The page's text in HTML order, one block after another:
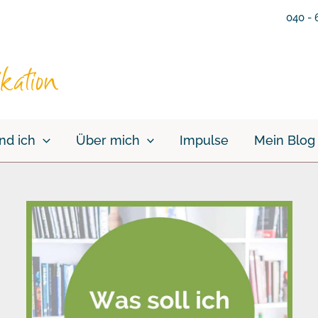
040 -
ich Über mich Impulse Mein Blog